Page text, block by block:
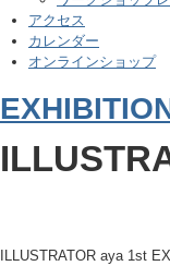
アクセス
カレンダー
オンラインショップ
ILLUSTRATOR aya 1st